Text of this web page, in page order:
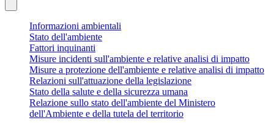
Informazioni ambientali
Stato dell'ambiente
Fattori inquinanti
Misure incidenti sull'ambiente e relative analisi di impatto
Misure a protezione dell'ambiente e relative analisi di impatto
Relazioni sull'attuazione della legislazione
Stato della salute e della sicurezza umana
Relazione sullo stato dell'ambiente del Ministero
dell'Ambiente e della tutela del territorio